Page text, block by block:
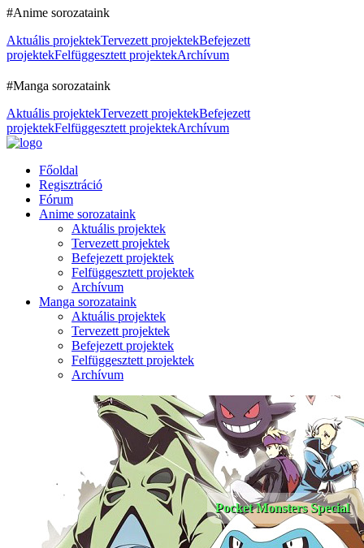
#Anime sorozataink
Aktuális projektekTervezett projektekBefejezett
projektekFelfüggesztett projektekArchívum
#Manga sorozataink
Aktuális projektekTervezett projektekBefejezett
projektekFelfüggesztett projektekArchívum
Főoldal
Regisztráció
Fórum
Anime sorozataink
Aktuális projektek
Tervezett projektek
Befejezett projektek
Felfüggesztett projektek
Archívum
Manga sorozataink
Aktuális projektek
Tervezett projektek
Befejezett projektek
Felfüggesztett projektek
Archívum
Pocket Monsters Special